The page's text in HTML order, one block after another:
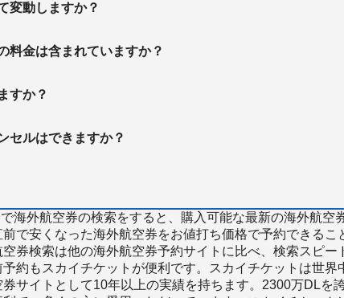
変動しますか？
料金は含まれていますか？
すか？
セルはできますか？
海外航空券の検索をすると、購入可能な最新の海外航空
で安くなった海外航空券をお値打ち価格で予約できるこ
券検索は他の海外航空券予約サイトに比べ、検索スピー
約もスカイチケットが便利です。スカイチケットは世界
サイトとして10年以上の実績を持ちます。2300万DLを